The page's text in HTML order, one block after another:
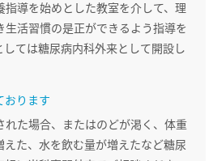
指導を始めとした教室を介して、理
活習慣の是正ができるよう指導を
ては糖尿病内科外来として開設し
おります
れた場合、またはのどが渇く、体重
えた、水を飲む量が増えたなど糖尿